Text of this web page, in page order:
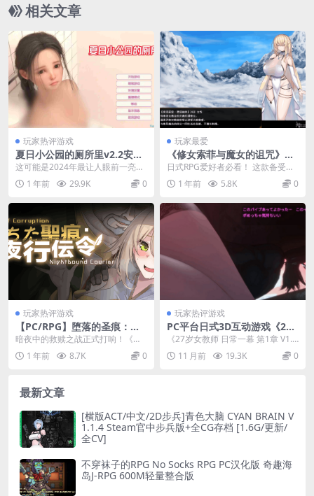
相关文章
玩家热评游戏
夏日小公园的厕所里v2.2安卓
直装版发布：解谜SLG新体验
+配置需求详解
这可能是2024年最让人眼前一亮的
像素风SLG！《夏日小公园的厕所
里》（Publ...
1 年前 29.9K 0
玩家最爱
《修女索菲与魔女的诅咒》AI
汉化版：奇幻RPG新作降临​
日式RPG爱好者必看！​​ 这款备受期
待的奇幻冒险游戏《修女索菲与魔
女的诅咒》现...
1 年前 5.8K 0
玩家热评游戏
【PC/RPG】堕落的圣痕：夜
行传令 V0.2 [官中/新作] 完整
暗夜中的救赎之战正式打响！​​《堕
落的圣痕：夜行传令》V0.2官中版
强势登陆PC...
1 年前 8.7K 0
玩家热评游戏
PC平台日式3D互动游戏《27
岁女教师 日常一幕 第1章 V1.
《27岁女教师 日常一幕 第1章 V1.0
5》是一款由知名日式游戏工作室开
发的P...11 月前 19.3K 0
最新文章
[横版ACT/中文/2D步兵]青色大脑 CYAN BRAIN V
1.1.4 Steam官中步兵版+全CG存档 [1.6G/更新/
全CV]
不穿袜子的RPG No Socks RPG PC汉化版 奇趣海
岛J-RPG 600M轻量整合版